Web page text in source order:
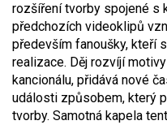
rozšíření tvorby spojené s
předchozích videoklipů
především fanoušky, kteří
realizace. Děj rozvíjí
kancionálu, přidává nové
události způsobem, který
tvorby. Samotná kapela